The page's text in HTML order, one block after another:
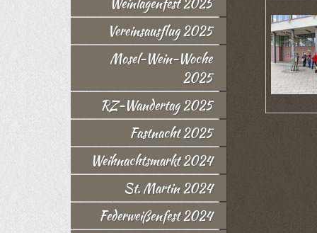
Vereinsausflug 2025
Mosel-Wein-Woche
2025
RZ-Wandertag 2025
Fastnacht 2025
Weihnachtsmarkt 2024
St. Martin 2024
Federweißenfest 2024